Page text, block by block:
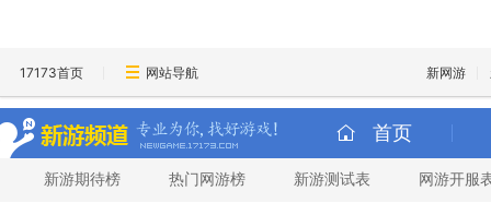
17173首页 网站导航 新网游
首页
新游期待榜 热门网游榜 新游测试表 网游开服